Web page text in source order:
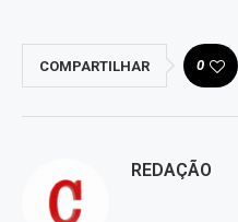
COMPARTILHAR 0
REDAÇÃO